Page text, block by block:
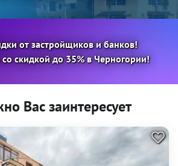
от застройщиков и банков!
скидкой до 35% в Черногории!
Вас заинтересует